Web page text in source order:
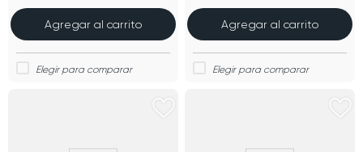
Agregar al carrito Agregar al carrito